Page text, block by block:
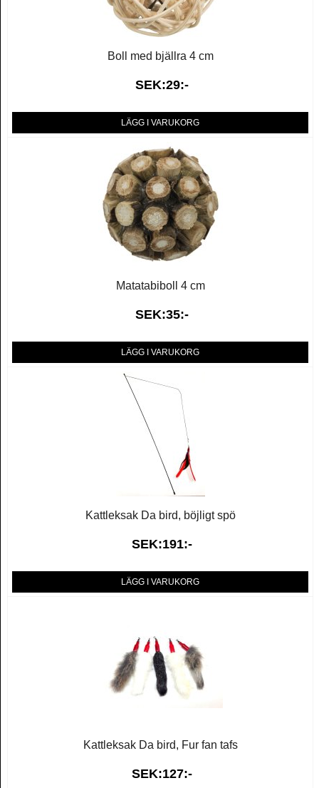
Boll med bjällra 4 cm
SEK:29:-
LÄGG I VARUKORG
Matatabiboll 4 cm
SEK:35:-
LÄGG I VARUKORG
Kattleksak Da bird, böjligt spö
SEK:191:-
LÄGG I VARUKORG
Kattleksak Da bird, Fur fan tafs
SEK:127:-